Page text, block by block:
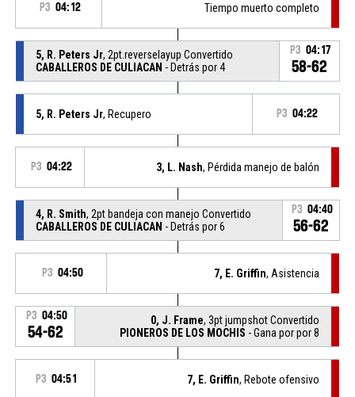
P3 04:12 Tiempo muerto completo
5, R. Peters Jr, 2pt.reverselayup Convertido
CABALLEROS DE CULIACAN - Detrás por 4
P3 04:17
58-62
5, R. Peters Jr, Recupero P3 04:22
P3 04:22 3, L. Nash, Pérdida manejo de balón
4, R. Smith, 2pt bandeja con manejo Convertido
CABALLEROS DE CULIACAN - Detrás por 6
P3 04:40
56-62
P3 04:50 7, E. Griffin, Asistencia
P3 04:50
54-62
0, J. Frame, 3pt jumpshot Convertido
PIONEROS DE LOS MOCHIS - Gana por por 8
P3 04:51 7, E. Griffin, Rebote ofensivo